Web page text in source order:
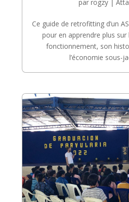
parrogzy |
Ce guide de retrofitting d’un
pour en apprendre plus
fonctionnement, son
l’économie sous-